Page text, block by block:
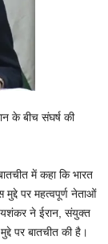
के बीच संघर्ष की
में कहा कि भारत
पर महत्‍वपूर्ण नेताओं
ने ईरान, संयुक्‍त
पर बातचीत की है।